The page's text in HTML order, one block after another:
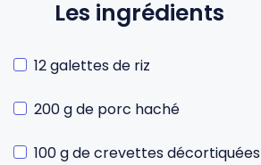
Les ingrédients
12 galettes de riz
200 g de porc haché
100 g de crevettes décortiquées